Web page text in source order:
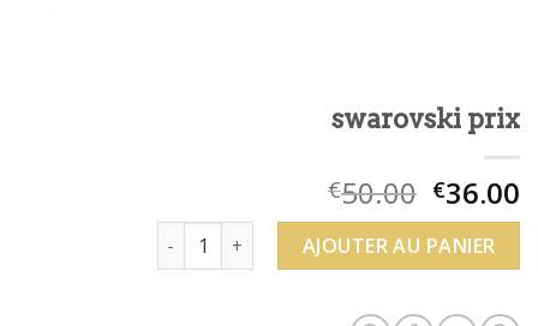
swarovski prix
€50.00 €36.00
quantité de swarovski prixAJOUTER AU PANIER